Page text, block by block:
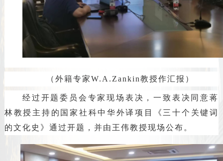
（外籍专家W.A.Zankin教授作汇报）
经过开题委员会专家现场表决，一致表决同意蒋
林教授主持的国家社科中华外译项目《 三十个关键词
的文化史 》通过开题，并由王伟教授现场公布。